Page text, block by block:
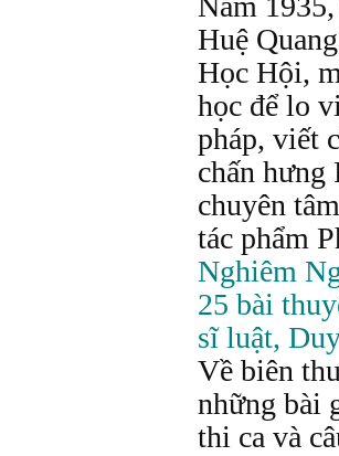
Huệ
Học Hội,
học để lo
pháp, viết
chấn hưng
chuyên
tác phẩm
Nghiêm
25 bài
sĩ luật,
Về biên
những bài
thi ca và